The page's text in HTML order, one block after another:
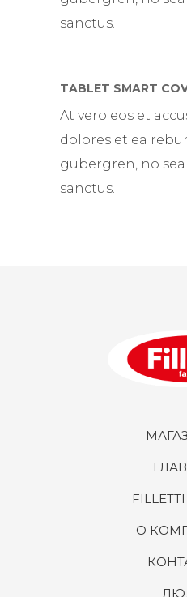
sanctus.
TABLET SMART
At vero eos et
dolores et ea
gubergren, no
sanctus.
О